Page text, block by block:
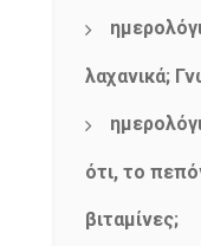
λαχανικά;
ότι, το
βιταμίνες;